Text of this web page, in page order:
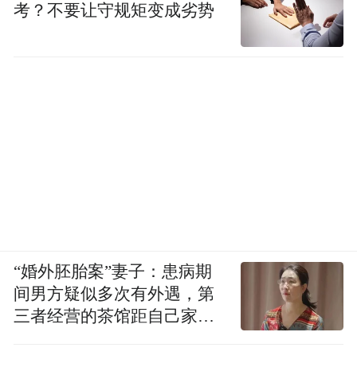
考？不要让守规矩变成劣势
“婚外胚胎案”妻子：患病期
间男方疑似多次有外遇，第
三者经营的茶馆距自己家步